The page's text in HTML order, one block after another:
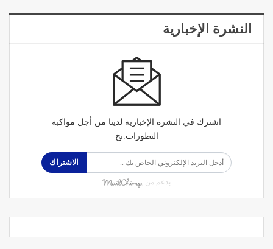
النشرة الإخبارية
اشترك في النشرة الإخبارية لدينا من أجل مواكبة
التطورات.نخ
الاشتراك
بدعم من